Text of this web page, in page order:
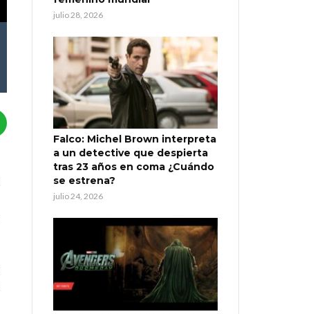
julio 28, 2026
Falco: Michel Brown interpreta
a un detective que despierta
tras 23 años en coma ¿Cuándo
se estrena?
julio 24, 2026